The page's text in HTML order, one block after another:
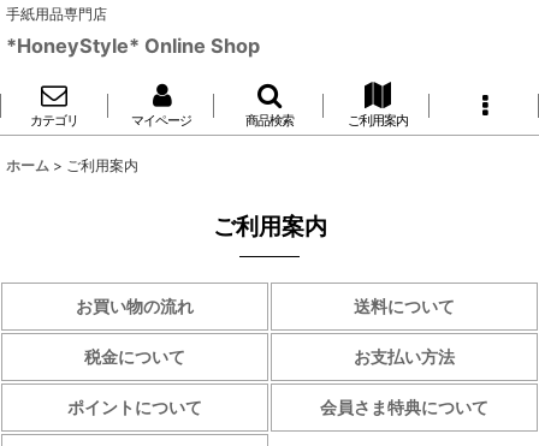
手紙用品専門店
*HoneyStyle* Online Shop
カテゴリ マイページ 商品検索 ご利用案内
ホーム > ご利用案内
ご利用案内
お買い物の流れ 送料について
税金について お支払い方法
ポイントについて 会員さま特典について